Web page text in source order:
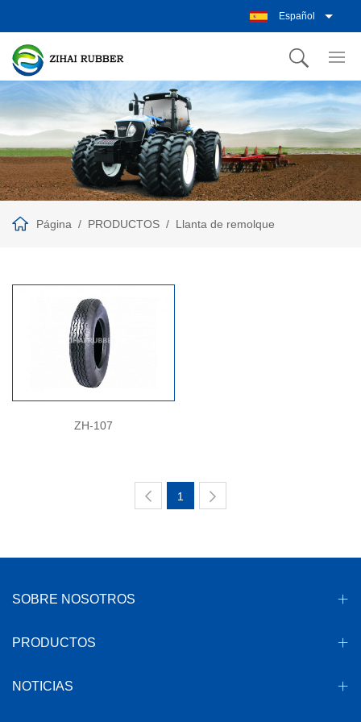
Español
Página PRODUCTOS Llanta de remolque
ZH-107
1
SOBRE NOSOTROS
PRODUCTOS
NOTICIAS